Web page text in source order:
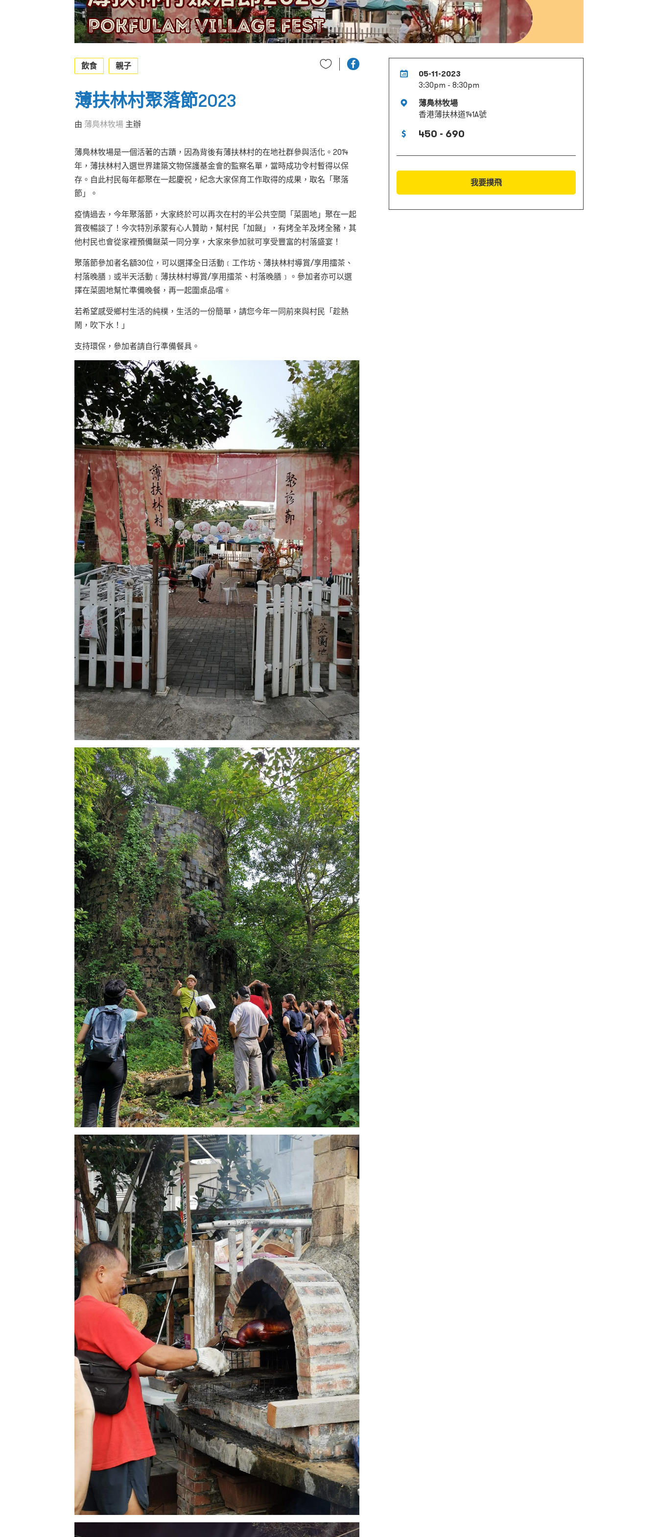
05-11-2023
3:30pm - 8:30pm
薄鳧林牧場
香港薄扶林道141A號
450 - 690
我要撲飛
飲食 親子
薄扶林村聚落節2023
由 薄鳧林牧場 主辦
薄鳧林牧場是一個活著的古蹟，因為背後有薄扶林村的在地社群參與活化 。2014
年，薄扶林村入選世界建築文物保護基金會的監察名單，當時成功令村暫得以保
存 。 自此村民每年都聚在一起慶祝，紀念大家保育工作取得的成果，取名「聚落
節」。
疫情過去，今年聚落節，大家終於可以再次在村的半公共空間「菜園地」聚在一起
賞夜暢談了！今次特別承蒙有心人贊助，幫村民「加餸」，有烤全羊及烤全豬，其
他村民也會從家裡預備餸菜一同分享，大家來參加就可享受豐富的村落盛宴！
聚落節參加者名額30位，可以選擇全日活動﹝工作坊、薄扶林村導賞/享用擂茶、
村落晚膳﹞或半天活動﹝薄扶林村導賞/享用擂茶、村落晚膳﹞。參加者亦可以選
擇在菜園地幫忙準備晚餐，再一起圍桌品嚐 。
若希望感受鄉村生活的純樸，生活的一份簡單，請您今年一同前來與村民「趁熱
鬧，吹下水！」
支持環保，參加者請自行準備餐具。